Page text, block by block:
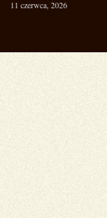
11 czerwca, 2026